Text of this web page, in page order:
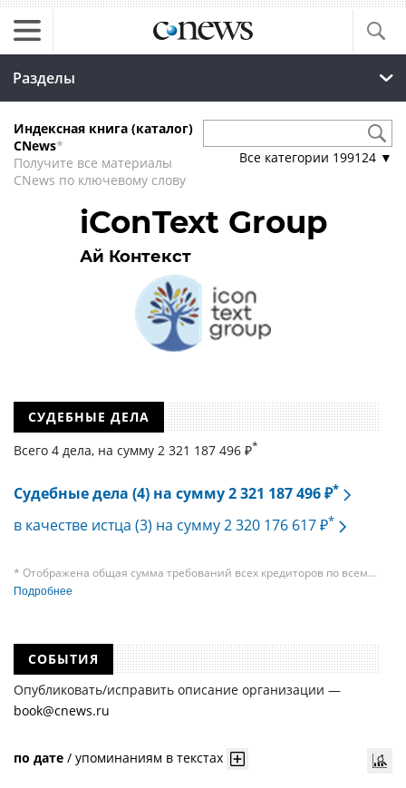
Разделы
Индексная книга (каталог)
CNews*
Получите все материалы
CNews по ключевому слову
Все категории 199124 ▼
iConText Group
Ай Контекст
СУДЕБНЫЕ ДЕЛА
Всего 4 дела, на cумму 2 321 187 496 ₽*
Судебные дела (4) на сумму 2 321 187 496 ₽*
в качестве истца (3) на сумму 2 320 176 617 ₽*
* Отображена общая сумма требований всех кредиторов по всем
судебным делам, в рамках которых компания подавала требования
в одном таком деле может быть несколько десятков, а размеры сумм
требований одних могут быть больше или меньше размеров
Подробнее
СОБЫТИЯ
Опубликовать/исправить описание организации —
book@cnews.ru
по дате / упоминаниям в текстах